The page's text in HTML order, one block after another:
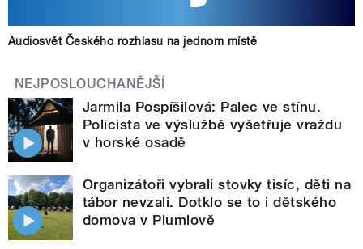
Audiosvět Českého rozhlasu na jednom místě
NEJPOSLOUCHANĚJŠÍ
Jarmila Pospíšilová: Palec ve stínu.
Policista ve výslužbě vyšetřuje vraždu
v horské osadě
Organizátoři vybrali stovky tisíc, děti na
tábor nevzali. Dotklo se to i dětského
domova v Plumlově